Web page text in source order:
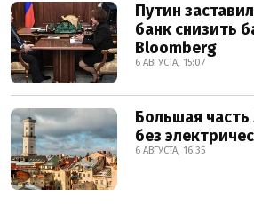
Путин
банк снизить
Bloomberg
6 АВГУСТА, 15:07
Большая часть
без
6 АВГУСТА, 16:35